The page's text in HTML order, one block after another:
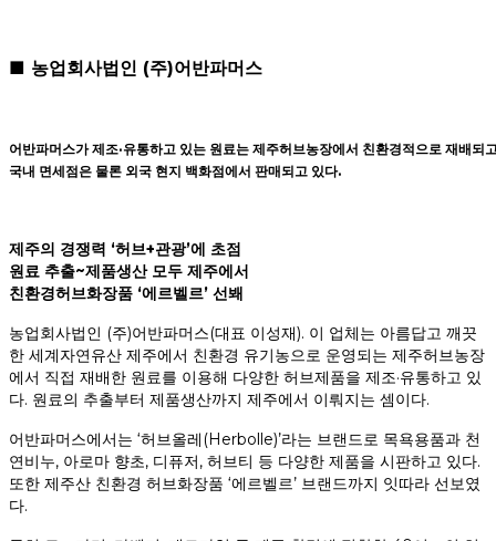
■ 농업회사법인 (주)어반파머스
어반파머스가 제조·유통하고 있는 원료는 제주허브농장에서 친환경적으로 재배되
국내 면세점은 물론 외국 현지 백화점에서 판매되고 있다.
제주의 경쟁력 ‘허브+관광’에 초점
원료 추출~제품생산 모두 제주에서
친환경허브화장품 ‘에르벨르’ 선봬
농업회사법인 (주)어반파머스(대표 이성재). 이 업체는 아름답고 깨끗
한 세계자연유산 제주에서 친환경 유기농으로 운영되는 제주허브농장
에서 직접 재배한 원료를 이용해 다양한 허브제품을 제조·유통하고 있
다. 원료의 추출부터 제품생산까지 제주에서 이뤄지는 셈이다.
어반파머스에서는 ‘허브올레(Herbolle)’라는 브랜드로 목욕용품과 천
연비누, 아로마 향초, 디퓨저, 허브티 등 다양한 제품을 시판하고 있다.
또한 제주산 친환경 허브화장품 ‘에르벨르’ 브랜드까지 잇따라 선보였
다.